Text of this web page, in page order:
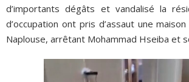
d’importants dégâts et vandalisé la
d’occupation ont pris d’assaut une
Naplouse, arrêtant Mohammad Hseiba et